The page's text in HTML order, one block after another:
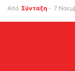
Από Σύνταξη - 7